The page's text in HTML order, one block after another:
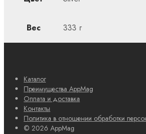
Вес 333 г
Каталог
Преимущества AppMag
Оплата и доставка
Контакты
Политика в отношении обработки
© 2026 AppMag